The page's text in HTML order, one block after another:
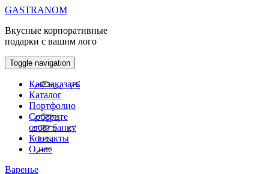
GASTRANOM
Вкусные корпоративные
подарки с вашим лого
Toggle navigation
Как заказать
Каталог
Портфолио
Соберите
свою банку
Контакты
О нас
Варенье